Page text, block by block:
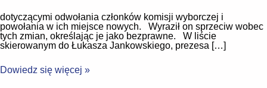
dotyczącymi odwołania członków komisji wyborczej i
powołania w ich miejsce nowych. Wyraził on sprzeciw wobec
tych zmian, określając je jako bezprawne. W liście
skierowanym do Łukasza Jankowskiego, prezesa […]
Dowiedz się więcej »